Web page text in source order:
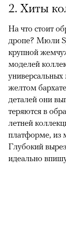
2. Хиты
На что стоит
дропе? Мюли
крупной
моделей
желтом
деталей они
теряются в
летней
платформе, из
Глубокий
идеально